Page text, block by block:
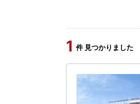
1 件 見つかりました